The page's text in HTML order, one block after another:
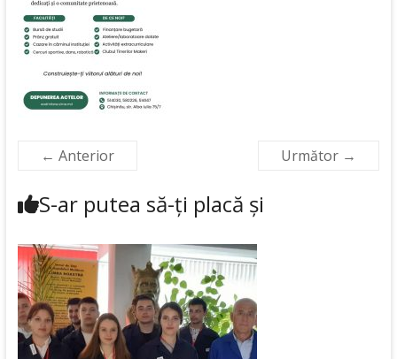
← Anterior Următor →
S-ar putea să-ți placă și